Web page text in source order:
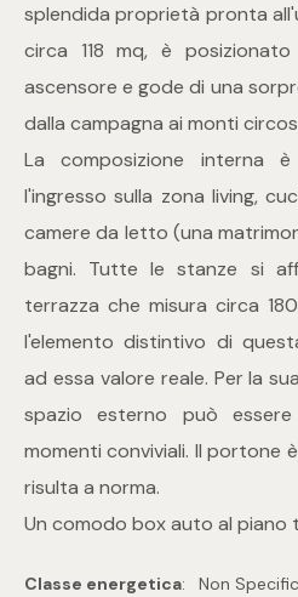
splendida proprietà pronta
circa 118 mq, è
ascensore e gode di una
dalla campagna ai monti
La composizione interna
l'ingresso sulla zona living,
camere da letto (una
bagni. Tutte le stanze si
terrazza che misura circa
l'elemento distintivo di
ad essa valore reale. Per la
spazio esterno può
momenti conviviali. Il portone
risulta a norma.
Un comodo box auto al piano
Classe energetica: Non
Industriali
Terreni
Prezzo
Totale
mq